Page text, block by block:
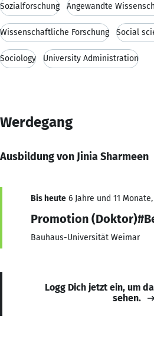
Sozialforschung Angewandte
Wissenschaftliche Forschung Social
Sociology University Administration
Werdegang
Ausbildung von Jinia Sharmeen
Bis heute 6 Jahre und 11
Promotion
Bauhaus-Universität Weimar
Logg Dich jetzt ein, um
sehen.